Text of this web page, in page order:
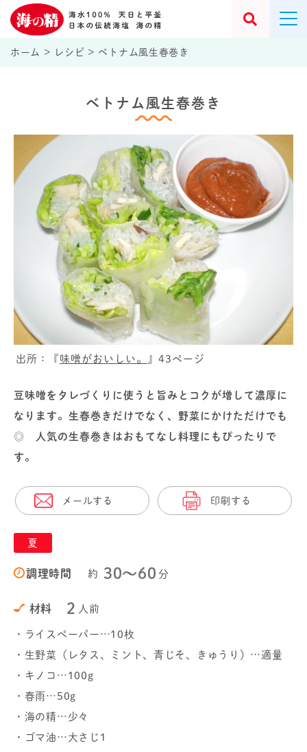
ホーム > レシピ > ベトナム風生春巻き
ベトナム風生春巻き
出所：『 味噌がおいしい。 』43ページ
豆味噌をタレづくりに使うと旨みとコクが増して濃厚に
なります。生春巻きだけでなく、野菜にかけただけでも
◎ 人気の生春巻きはおもてなし料理にもぴったりで
す。
メールする 印刷する
夏
調理時間 約 30〜60 分
材料 2 人前
・ライスペーパー…10枚
・生野菜（レタス、ミント、青じそ、きゅうり）…適量
・キノコ…100g
・春雨…50g
・海の精…少々
・ゴマ油…大さじ1